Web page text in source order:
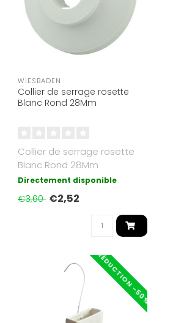
WIESBADEN
Collier de serrage rosette
Blanc Rond 28Mm
Collier de serrage rosette
Blanc Rond 28Mm
Directement disponible
€3,60 €2,52
RÉDUCTION -50%